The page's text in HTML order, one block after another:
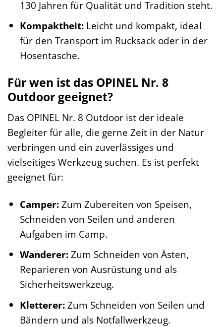
130 Jahren für Qualität und Tradition steht.
Kompaktheit:Leicht und kompakt, ideal
für den Transport im Rucksack oder in der
Hosentasche.
Für wen ist das OPINEL Nr. 8
Outdoor geeignet?
Das OPINEL Nr. 8 Outdoor ist der ideale
Begleiter für alle, die gerne Zeit in der Natur
verbringen und ein zuverlässiges und
vielseitiges Werkzeug suchen. Es ist perfekt
geeignet für:
Camper:Zum Zubereiten von Speisen,
Schneiden von Seilen und anderen
Aufgaben im Camp.
Wanderer:Zum Schneiden von Ästen,
Reparieren von Ausrüstung und als
Sicherheitswerkzeug.
Kletterer:Zum Schneiden von Seilen und
Bändern und als Notfallwerkzeug.